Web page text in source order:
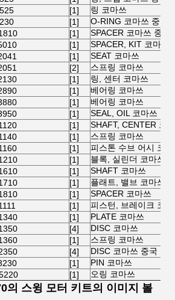
[1]
링 코마쓰
[1]
O-RING 코마쓰 중국
[1]
SPACER 코마쓰 중국
[1]
SPACER, KIT 코마쓰
[1]
SEAT 코마쓰
[2]
스프링 코마쓰
[1]
링, 센터 코마쓰
[1]
베어링 코마쓰
[1]
베어링 코마쓰
[1]
SEAL, OIL 코마쓰 중
[1]
SHAFT, CENTER 코
[1]
스프링 코마쓰
[1]
피스톤 수브 어시 코
[1]
블록, 실린더 코마쓰
[1]
SHAFT 코마쓰
[1]
플래트, 밸브 코마쓰
[1]
SPACER 코마쓰
[1]
피스턴, 브레이크 코
[1]
PLATE 코마쓰
[4]
DISC 코마쓰
[1]
스프링 코마쓰
[4]
DISC 코마쓰 중국
[1]
PIN 코마쓰
[1] 오링 코마쓰
의 스윙 모터 키트의 이미지 볼